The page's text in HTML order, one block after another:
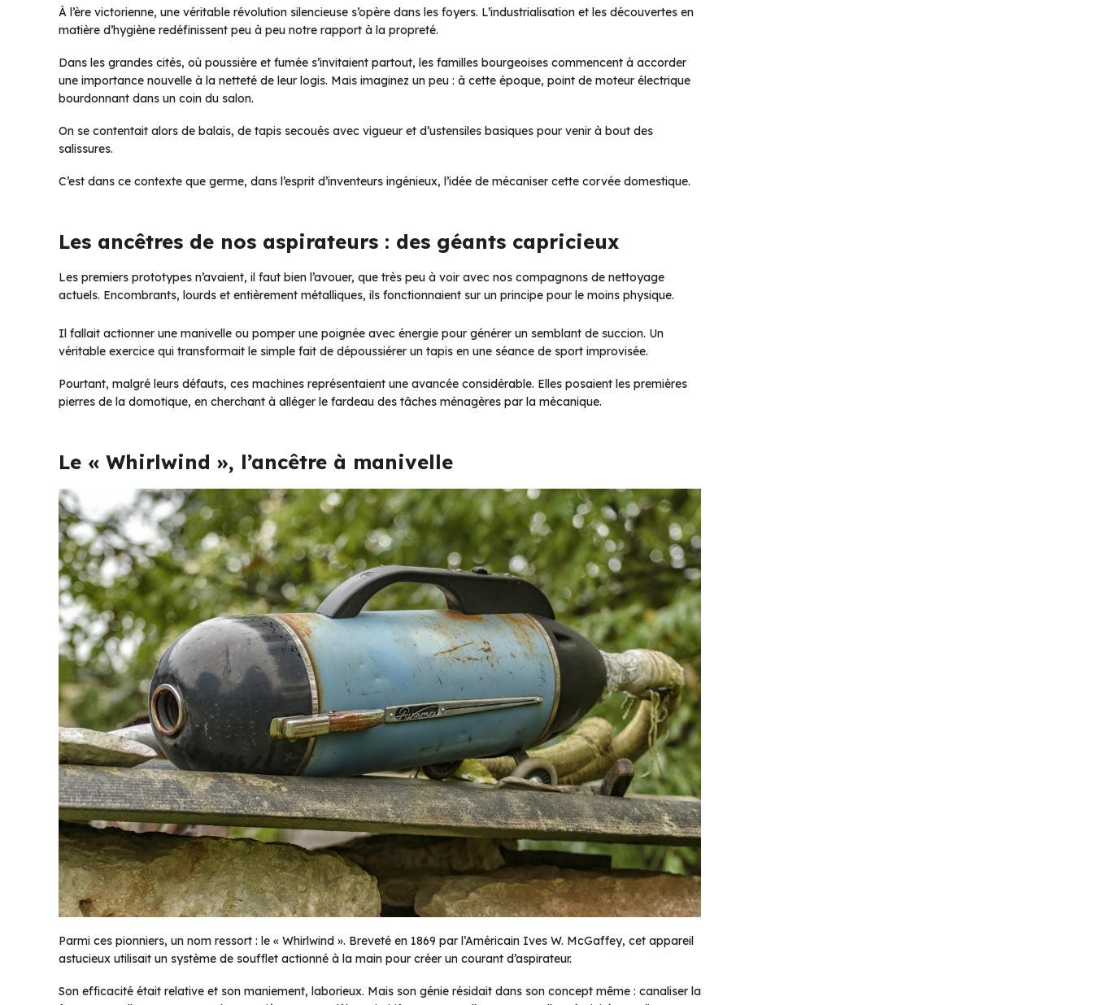
À l’ère victorienne, une véritable révolution silencieuse s’opère dans les foyers. L’industrialisation et les découvertes en
matière d’hygiène redéfinissent peu à peu notre rapport à la propreté.
Dans les grandes cités, où poussière et fumée s’invitaient partout, les familles bourgeoises commencent à accorder
une importance nouvelle à la netteté de leur logis. Mais imaginez un peu : à cette époque, point de moteur électrique
bourdonnant dans un coin du salon.
On se contentait alors de balais, de tapis secoués avec vigueur et d’ustensiles basiques pour venir à bout des
salissures.
C’est dans ce contexte que germe, dans l’esprit d’inventeurs ingénieux, l’idée de mécaniser cette corvée domestique.
Les ancêtres de nos aspirateurs : des géants capricieux
Les premiers prototypes n’avaient, il faut bien l’avouer, que très peu à voir avec nos compagnons de nettoyage
actuels. Encombrants, lourds et entièrement métalliques, ils fonctionnaient sur un principe pour le moins physique.
Il fallait actionner une manivelle ou pomper une poignée avec énergie pour générer un semblant de succion. Un
véritable exercice qui transformait le simple fait de dépoussiérer un tapis en une séance de sport improvisée.
Pourtant, malgré leurs défauts, ces machines représentaient une avancée considérable. Elles posaient les premières
pierres de la domotique, en cherchant à alléger le fardeau des tâches ménagères par la mécanique.
Le « Whirlwind », l’ancêtre à manivelle
Parmi ces pionniers, un nom ressort : le « Whirlwind ». Breveté en 1869 par l’Américain Ives W. McGaffey, cet appareil
astucieux utilisait un système de soufflet actionné à la main pour créer un courant d’aspirateur.
Son efficacité était relative et son maniement, laborieux. Mais son génie résidait dans son concept même : canaliser la